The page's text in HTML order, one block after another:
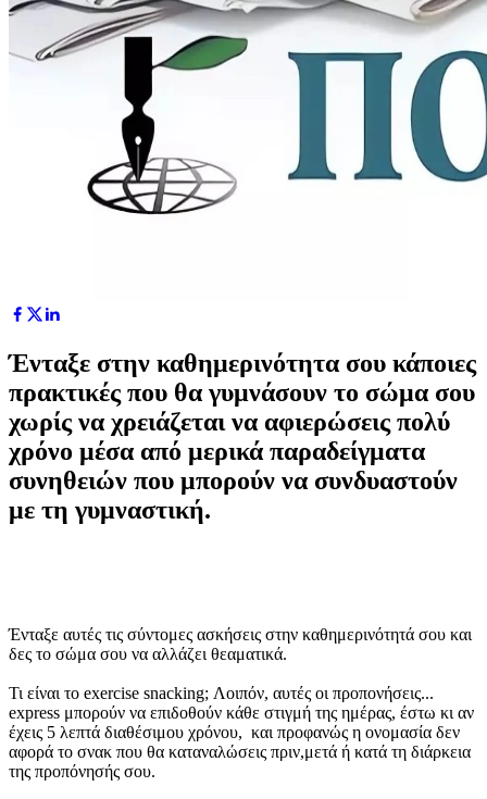
Ένταξε στην καθημερινότητα σου κάποιες
πρακτικές που θα γυμνάσουν το σώμα σου
χωρίς να χρειάζεται να αφιερώσεις πολύ
χρόνο μέσα από μερικά παραδείγματα
συνηθειών που μπορούν να συνδυαστούν
με τη γυμναστική.
Ένταξε αυτές τις σύντομες ασκήσεις στην καθημερινότητά σου και
δες το σώμα σου να αλλάζει θεαματικά.
Τι είναι το exercise snacking; Λοιπόν, αυτές οι προπονήσεις...
express μπορούν να επιδοθούν κάθε στιγμή της ημέρας, έστω κι αν
έχεις 5 λεπτά διαθέσιμου χρόνου, και προφανώς η ονομασία δεν
αφορά το σνακ που θα καταναλώσεις πριν,μετά ή κατά τη διάρκεια
της προπόνησής σου.